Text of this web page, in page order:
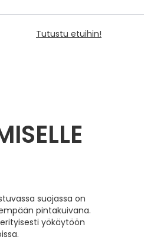
Tutustu etuihin!
suojassa on
pintakuivana.
yökäytöön